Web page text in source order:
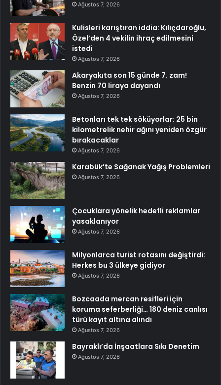
Ağustos 7, 2026
Kulisleri karıştıran iddia: Kılıçdaroğlu,
Özel’den 4 vekilin ihraç edilmesini
istedi
Ağustos 7, 2026
Akaryakıta son 15 günde 7. zam!
Benzin 70 liraya dayandı
Ağustos 7, 2026
Betonları tek tek söküyorlar: 25 bin
kilometrelik nehir ağını yeniden özgür
bırakacaklar
Ağustos 7, 2026
Karabük’te Sağanak Yağış Problemleri
Ağustos 7, 2026
Çocuklara yönelik hedefli reklamlar
yasaklanıyor
Ağustos 7, 2026
Milyonlarca turist rotasını değiştirdi:
Herkes bu 3 ülkeye gidiyor
Ağustos 7, 2026
Bozcaada mercan resifleri için
koruma seferberliği… 180 deniz canlısı
türü kayıt altına alındı
Ağustos 7, 2026
Bayraklı’da İnşaatlara Sıkı Denetim
Ağustos 7, 2026